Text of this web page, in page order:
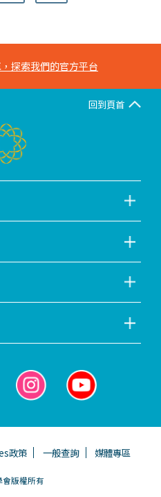
，探索我們的官方平台
回到頁首
政策 一般查詢 媒體專區
版權所有